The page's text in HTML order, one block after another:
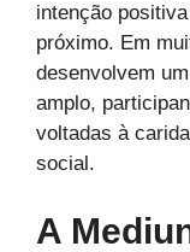
intenção
próximo. Em
desenvolvem
amplo,
voltadas à
social.
A